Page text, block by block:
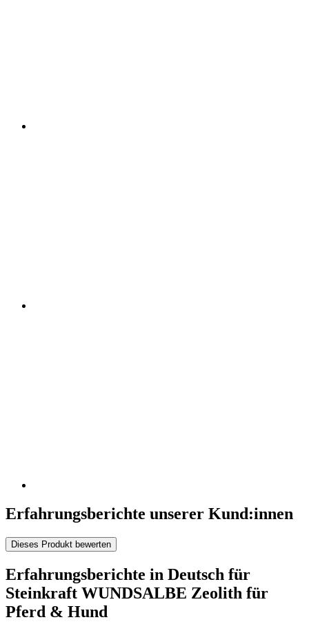
Erfahrungsberichte unserer Kund:innen
Dieses Produkt bewerten
Erfahrungsberichte in Deutsch für
Steinkraft WUNDSALBE Zeolith für
Pferd & Hund